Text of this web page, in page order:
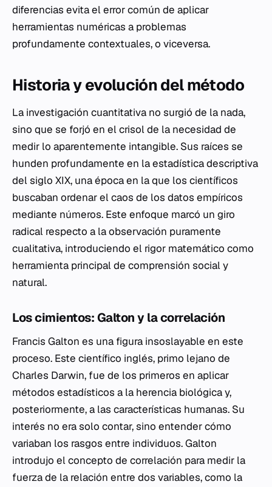
diferencias evita el error común de aplicar
herramientas numéricas a problemas
profundamente contextuales, o viceversa.
Historia y evolución del método
La investigación cuantitativa no surgió de la nada,
sino que se forjó en el crisol de la necesidad de
medir lo aparentemente intangible. Sus raíces se
hunden profundamente en la estadística descriptiva
del siglo XIX, una época en la que los científicos
buscaban ordenar el caos de los datos empíricos
mediante números. Este enfoque marcó un giro
radical respecto a la observación puramente
cualitativa, introduciendo el rigor matemático como
herramienta principal de comprensión social y
natural.
Los cimientos: Galton y la correlación
Francis Galton es una figura insoslayable en este
proceso. Este científico inglés, primo lejano de
Charles Darwin, fue de los primeros en aplicar
métodos estadísticos a la herencia biológica y,
posteriormente, a las características humanas. Su
interés no era solo contar, sino entender cómo
variaban los rasgos entre individuos. Galton
introdujo el concepto de correlación para medir la
fuerza de la relación entre dos variables, como la